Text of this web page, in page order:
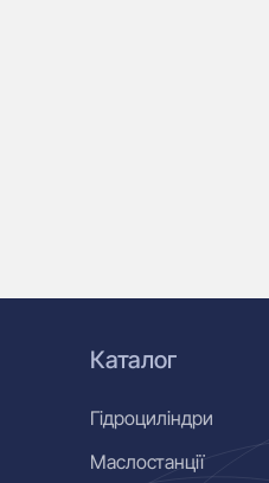
Каталог
Гідроциліндри
Маслостанції